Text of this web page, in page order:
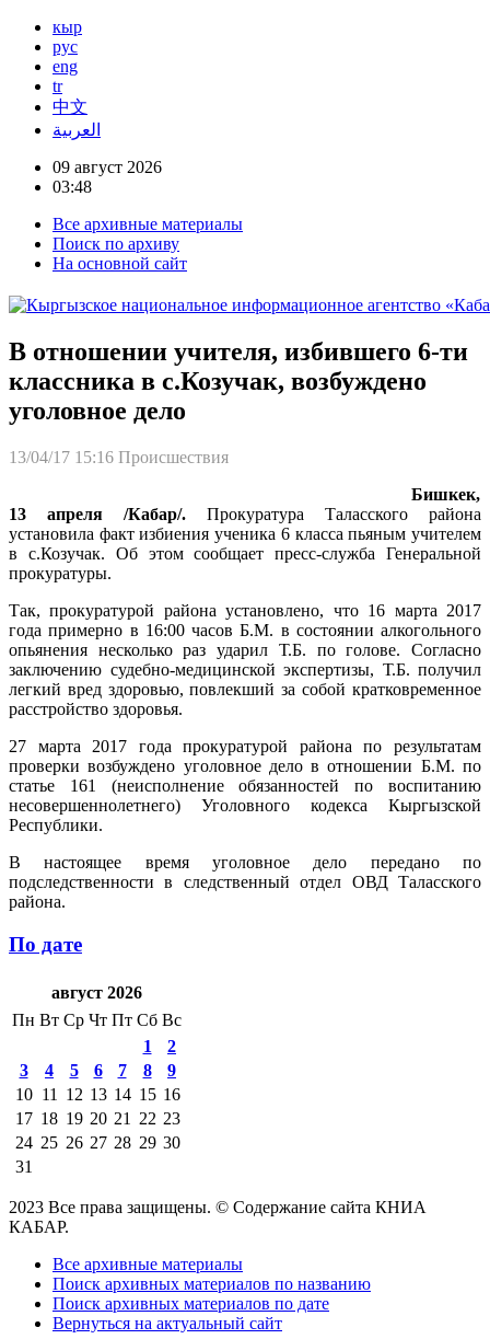
кыр
рус
eng
tr
中文
العربية
09 август 2026
03:48
Все архивные материалы
Поиск по архиву
На основной сайт
В отношении учителя, избившего 6-ти
классника в с.Козучак, возбуждено
уголовное дело
13/04/17 15:16 Происшествия
Бишкек,
13 апреля /Кабар/. Прокуратура Таласского района
установила факт избиения ученика 6 класса пьяным учителем
в с.Козучак. Об этом сообщает пресс-служба Генеральной
прокуратуры.
Так, прокуратурой района установлено, что 16 марта 2017
года примерно в 16:00 часов Б.М. в состоянии алкогольного
опьянения несколько раз ударил Т.Б. по голове. Согласно
заключению судебно-медицинской экспертизы, Т.Б. получил
легкий вред здоровью, повлекший за собой кратковременное
расстройство здоровья.
27 марта 2017 года прокуратурой района по результатам
проверки возбуждено уголовное дело в отношении Б.М. по
статье 161 (неисполнение обязанностей по воспитанию
несовершеннолетнего) Уголовного кодекса Кыргызской
Республики.
В настоящее время уголовное дело передано по
подследственности в следственный отдел ОВД Таласского
района.
По дате
август 2026
Пн Вт Ср Чт Пт Сб Вс
1
2
3
4 5 6 7 8
9
10 11 12 13 14 15 16
17 18 19 20 21 22 23
24 25 26 27 28 29 30
31
2023 Все права защищены. © Содержание сайта КНИА
КАБАР.
Все архивные материалы
Поиск архивных материалов по названию
Поиск архивных материалов по дате
Вернуться на актуальный сайт